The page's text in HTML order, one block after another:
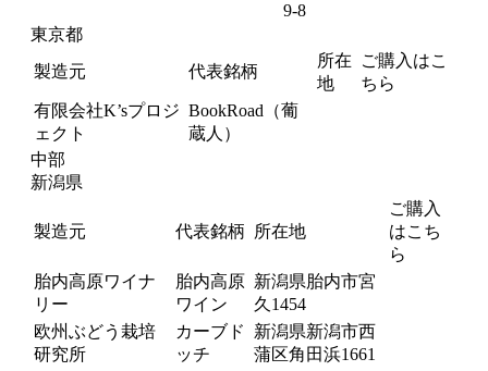
9-8
東京都
製造元
代表銘柄
所在
地
ご購入はこ
ちら
有限会社K’sプロジ
ェクト
BookRoad（葡
蔵人）
中部
新潟県
製造元 代表銘柄 所在地
ご購入
はこち
ら
胎内高原ワイナ
リー
胎内高原
ワイン
新潟県胎内市宮
久1454
欧州ぶどう栽培
研究所
カーブド
ッチ
新潟県新潟市西
蒲区角田浜1661